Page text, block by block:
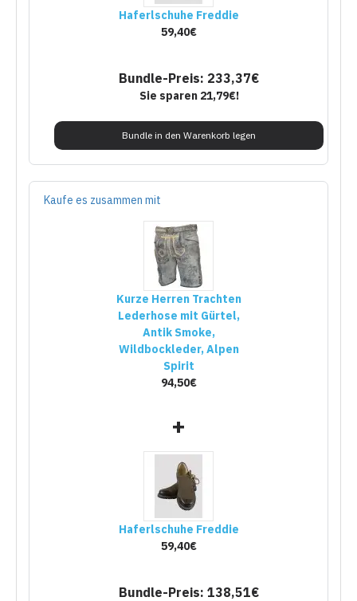
Haferlschuhe Freddie
59,40€
Bundle-Preis: 233,37€
Sie sparen 21,79€!
Bundle in den Warenkorb legen
Kaufe es zusammen mit
Kurze Herren Trachten
Lederhose mit Gürtel,
Antik Smoke,
Wildbockleder, Alpen
Spirit
94,50€
+
Haferlschuhe Freddie
59,40€
Bundle-Preis: 138,51€